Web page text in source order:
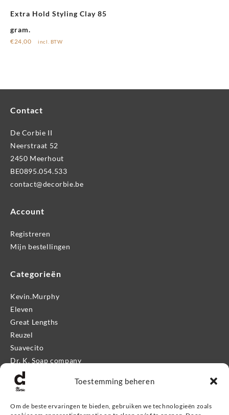
Toestemming beheren
Om de beste ervaringen te bieden, gebruiken we technologieën zoals
Extra Hold Styling Clay 85
gram.
€24,00 incl. BTW
Contact
De Corbie II
Neerstraat 52
2450 Meerhout
BE0895.054.533
contact@decorbie.be
Account
Registreren
Mijn bestellingen
Categorieën
Kevin.Murphy
Eleven
Great Lengths
Reuzel
Suavecito
Dr. K. Soap company
Mr. Bear Family
Apothecary 87
Kevin.Murphy Men